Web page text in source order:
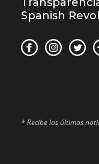
Spanish
* Recibe las últimas